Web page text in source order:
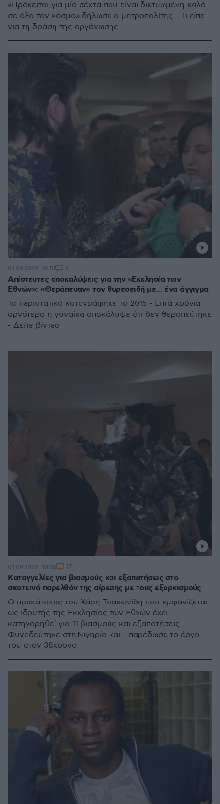
«Πρόκειται για μία σέχτα που είναι δικτυωμένη καλά
σε όλο τον κόσμο» δήλωσε ο μητροπολίτης - Τι είπε
για τη δράση της οργάνωσης
Απίστευτες αποκαλύψεις για την «Εκκλησία των
Εθνών»: «Θεράπευαν» τον θυρεοειδή με… ένα άγγιγμα
Το περιστατικό καταγράφηκε το 2015 - Επτά χρόνια
αργότερα η γυναίκα αποκάλυψε ότι δεν θεραπεύτηκε
- Δείτε βίντεο
01.09.2022, 18:51 5
Καταγγελίες για βιασμούς και εξαπατήσεις στο
σκοτεινό παρελθόν της αίρεσης με τους εξορκισμούς
Ο προκάτοχος του Χάρη Τσακωνίδη που εμφανίζεται
ως ιδρυτής της Εκκλησίας των Εθνών έχει
κατηγορηθεί για 11 βιασμούς και εξαπατήσεις -
Φυγαδεύτηκε στη Νιγηρία και... παρέδωσε το έργο
του στον 38χρονο
01.09.2022, 10:35 17